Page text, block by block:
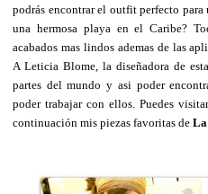
podrás encontrar el outfit perfecto
una hermosa playa en el Caribe?
acabados mas lindos ademas de las
A Leticia Blome, la diseñadora de
partes del mundo y asi poder
poder trabajar con ellos. Puedes
continuación mis piezas favoritas de La